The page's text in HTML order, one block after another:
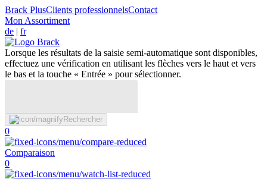
Brack PlusClients professionnelsContact
Mon Assortiment
de | fr
Lorsque les résultats de la saisie semi-automatique sont disponibles,
effectuez une vérification en utilisant les flèches vers le haut et vers
le bas et la touche « Entrée » pour sélectionner.
Rechercher
0
Comparaison
0